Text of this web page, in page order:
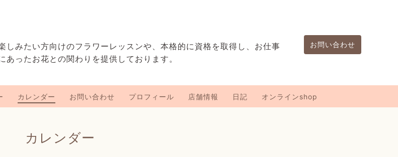
みたい方向けのフラワーレッスンや、本格的に資格を取得し、お仕事
ったお花との関わりを提供しております。
お問い合わせ
カレンダー お問い合わせ プロフィール 店舗情報 日記 オンラインshop
カレンダー